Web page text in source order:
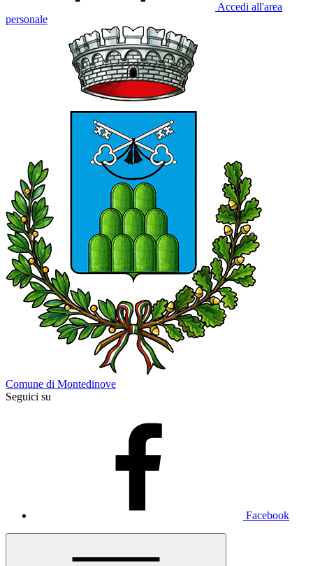
Accedi all'area
personale
Comune di Montedinove
Seguici su
Facebook